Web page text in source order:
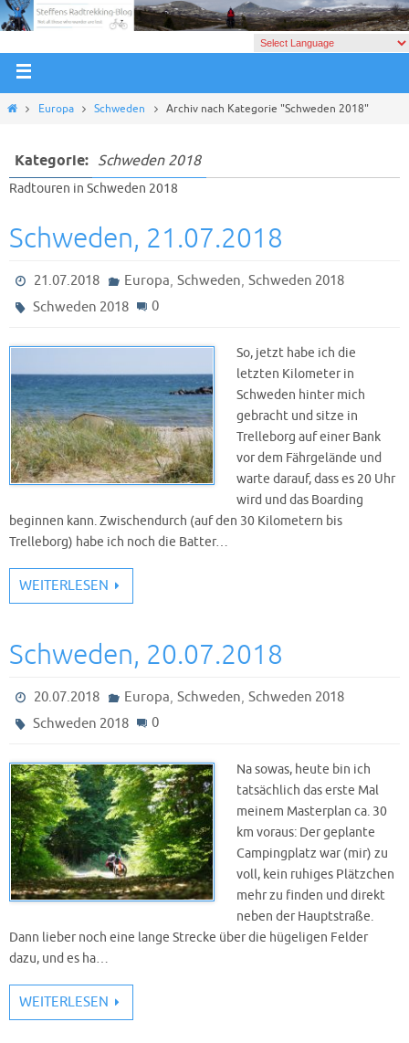
Europa Schweden Archiv nach Kategorie "Schweden 2018"
Kategorie: Schweden 2018
Radtouren in Schweden 2018
Schweden, 21.07.2018
21.07.2018 Europa, Schweden, Schweden 2018
Schweden 2018
0
So, jetzt habe ich die
letzten Kilometer in
Schweden hinter mich
gebracht und sitze in
Trelleborg auf einer Bank
vor dem Fährgelände und
warte darauf, dass es 20 Uhr
wird und das Boarding
beginnen kann. Zwischendurch (auf den 30 Kilometern bis
Trelleborg) habe ich noch die Batter…
WEITERLESEN
Schweden, 20.07.2018
20.07.2018 Europa, Schweden, Schweden 2018
Schweden 2018
0
Na sowas, heute bin ich
tatsächlich das erste Mal
meinem Masterplan ca. 30
km voraus: Der geplante
Campingplatz war (mir) zu
voll, kein ruhiges Plätzchen
mehr zu finden und direkt
neben der Hauptstraße.
Dann lieber noch eine lange Strecke über die hügeligen Felder
dazu, und es ha…
WEITERLESEN